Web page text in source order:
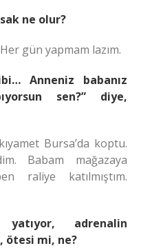
ne olur?
gün yapmam lazım.
Anneniz babanız
sen?” diye,
Bursa’da koptu.
Babam mağazaya
raliye katılmıştım.
adrenalin
ötesi mi, ne?